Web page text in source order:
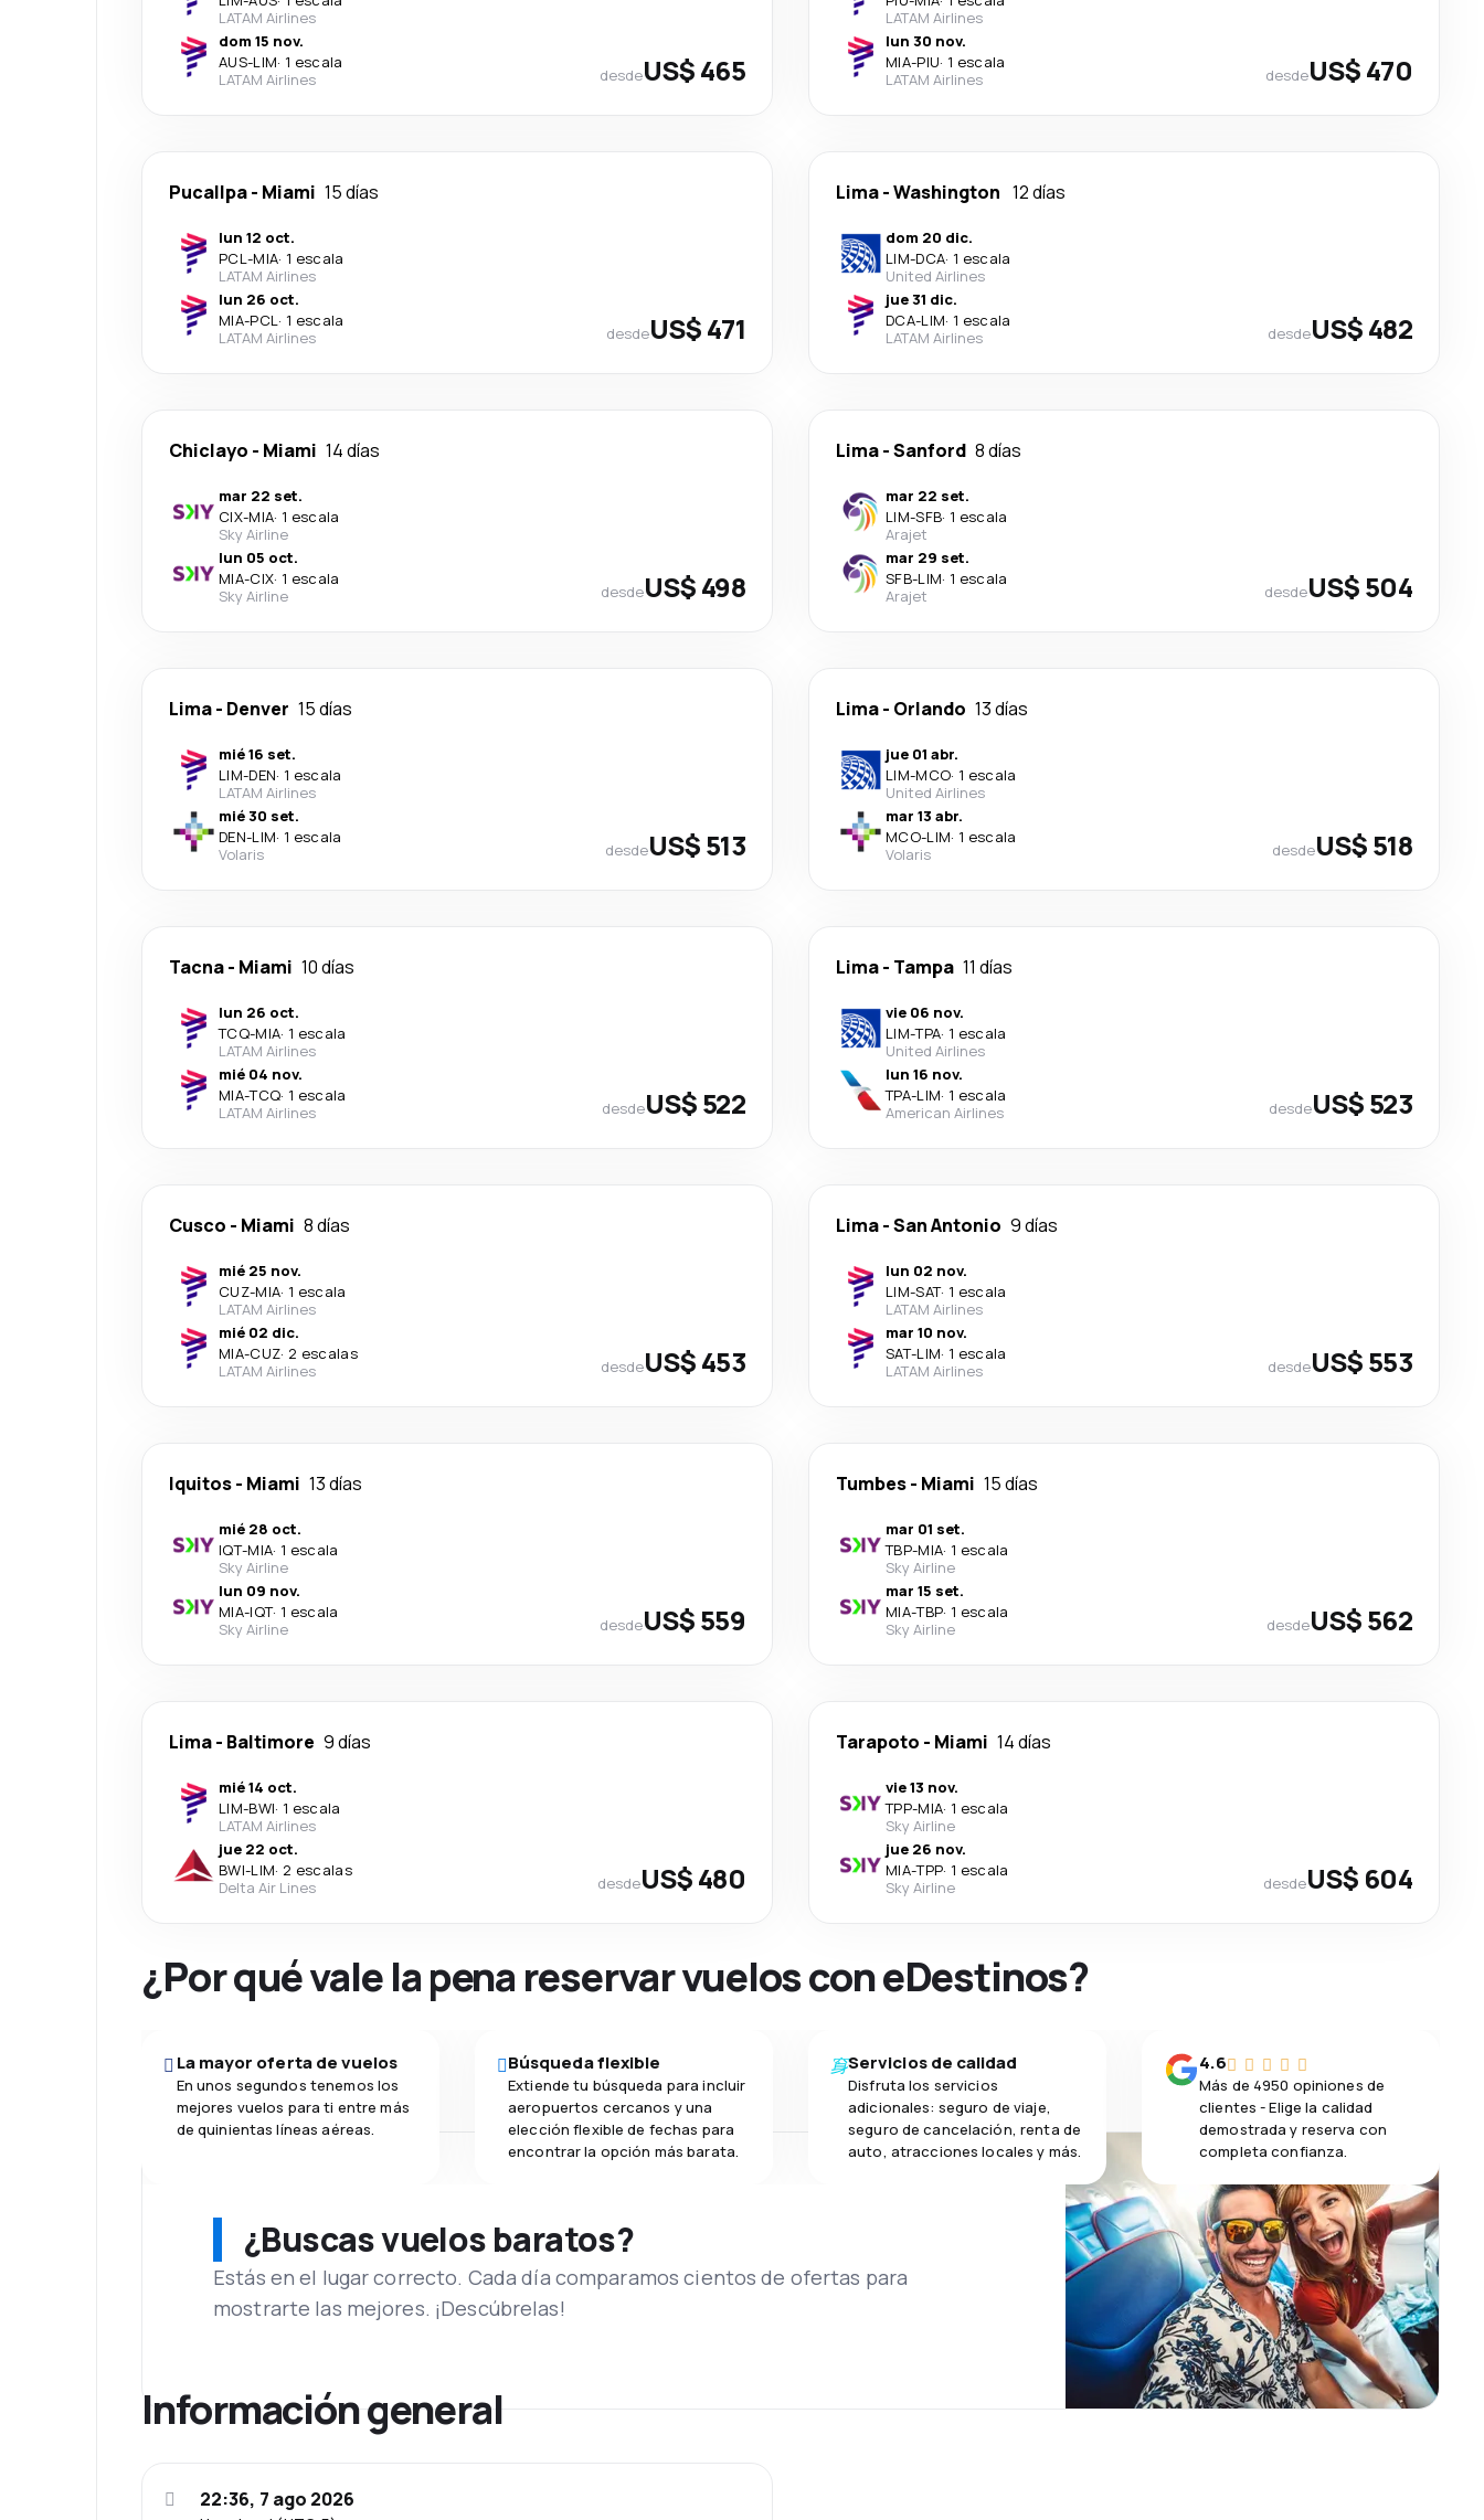
LATAM Airlines
dom 15 nov.
AUS-LIM· 1 escala
LATAM Airlines
desdeUS$ 465
LATAM Airlines
lun 30 nov.
MIA-PIU· 1 escala
LATAM Airlines
desdeUS$ 470
Pucallpa- Miami 15 días
lun 12 oct.
PCL-MIA· 1 escala
LATAM Airlines
lun 26 oct.
MIA-PCL· 1 escala
LATAM Airlines
desdeUS$ 471
Lima-Washington 12 días
dom 20 dic.
LIM-DCA· 1 escala
United Airlines
jue 31 dic.
DCA-LIM· 1 escala
LATAM Airlines
desdeUS$ 482
Chiclayo - Miami 14 días
mar 22 set.
CIX-MIA· 1 escala
Sky Airline
lun 05 oct.
MIA-CIX· 1 escala
Sky Airline
desdeUS$ 498
Lima-Sanford 8 días
mar 22 set.
LIM-SFB· 1 escala
Arajet
mar 29 set.
SFB-LIM· 1 escala
Arajet
desdeUS$ 504
Lima- Denver 15 días
mié 16 set.
LIM-DEN· 1 escala
LATAM Airlines
mié 30 set.
DEN-LIM· 1 escala
Volaris
desdeUS$ 513
Lima- Orlando 13 días
jue 01 abr.
LIM-MCO· 1 escala
United Airlines
mar 13 abr.
MCO-LIM· 1 escala
Volaris
desdeUS$ 518
Tacna- Miami 10 días
lun 26 oct.
TCQ-MIA· 1 escala
LATAM Airlines
mié 04 nov.
MIA-TCQ· 1 escala
LATAM Airlines
desdeUS$ 522
Lima- Tampa 11 días
vie 06 nov.
LIM-TPA· 1 escala
United Airlines
lun 16 nov.
TPA-LIM· 1 escala
American Airlines
desdeUS$ 523
Cusco - Miami 8 días
mié 25 nov.
CUZ-MIA· 1 escala
LATAM Airlines
mié 02 dic.
MIA-CUZ· 2 escalas
LATAM Airlines
desdeUS$ 453
Lima-San Antonio 9 días
lun 02 nov.
LIM-SAT· 1 escala
LATAM Airlines
mar 10 nov.
SAT-LIM· 1 escala
LATAM Airlines
desdeUS$ 553
Iquitos- Miami 13 días
mié 28 oct.
IQT-MIA· 1 escala
Sky Airline
lun 09 nov.
MIA-IQT· 1 escala
Sky Airline
desdeUS$ 559
Tumbes- Miami 15 días
mar 01 set.
TBP-MIA· 1 escala
Sky Airline
mar 15 set.
MIA-TBP· 1 escala
Sky Airline
desdeUS$ 562
Lima- Baltimore 9 días
mié 14 oct.
LIM-BWI· 1 escala
LATAM Airlines
jue 22 oct.
BWI-LIM· 2 escalas
Delta Air Lines
desdeUS$ 480
Tarapoto - Miami 14 días
vie 13 nov.
TPP-MIA· 1 escala
Sky Airline
jue 26 nov.
MIA-TPP· 1 escala
Sky Airline
desdeUS$ 604
¿Por qué vale la pena reservar vuelos con eDestinos?
La mayor oferta de vuelos
En unos segundos tenemos los
mejores vuelos para ti entre más
de quinientas líneas aéreas.
Búsqueda flexible
Extiende tu búsqueda para incluir
aeropuertos cercanos y una
elección flexible de fechas para
encontrar la opción más barata.
Servicios de calidad
Disfruta los servicios
adicionales: seguro de viaje,
seguro de cancelación, renta de
auto, atracciones locales y más.
4.6
Más de 4950 opiniones de
clientes - Elige la calidad
demostrada y reserva con
completa confianza.
¿Buscas vuelos baratos?
Estás en el lugar correcto. Cada día comparamos cientos de ofertas para
mostrarte las mejores. ¡Descúbrelas!
Información general
22:36, 7 ago 2026